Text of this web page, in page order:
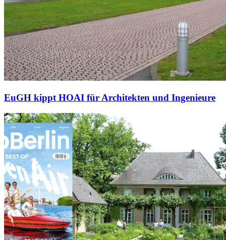
EuGH kippt HOAI für Architekten und Ingenieure